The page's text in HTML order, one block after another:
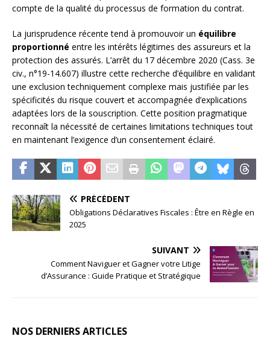
compte de la qualité du processus de formation du contrat.
La jurisprudence récente tend à promouvoir un équilibre
proportionné entre les intérêts légitimes des assureurs et la
protection des assurés. L’arrêt du 17 décembre 2020 (Cass. 3e
civ., n°19-14.607) illustre cette recherche d’équilibre en validant
une exclusion techniquement complexe mais justifiée par les
spécificités du risque couvert et accompagnée d’explications
adaptées lors de la souscription. Cette position pragmatique
reconnaît la nécessité de certaines limitations techniques tout
en maintenant l’exigence d’un consentement éclairé.
PRÉCÉDENT
Obligations Déclaratives Fiscales : Être en Règle en
2025
SUIVANT
Comment Naviguer et Gagner votre Litige
d’Assurance : Guide Pratique et Stratégique
NOS DERNIERS ARTICLES